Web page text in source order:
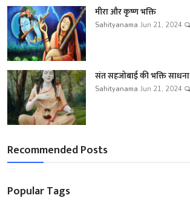
मीरा और कृष्ण भक्ति
Sahityanama Jun 21, 2024
संत सहजोबाई की भक्ति साधना
Sahityanama Jun 21, 2024
Recommended Posts
Popular Tags